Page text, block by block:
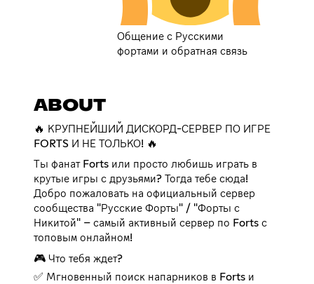
Общение с Русскими
фортами и обратная связь
ABOUT
🔥 КРУПНЕЙШИЙ ДИСКОРД-СЕРВЕР ПО ИГРЕ
FORTS И НЕ ТОЛЬКО! 🔥
Ты фанат Forts или просто любишь играть в
крутые игры с друзьями? Тогда тебе сюда!
Добро пожаловать на официальный сервер
сообщества "Русские Форты" / "Форты с
Никитой" – самый активный сервер по Forts с
топовым онлайном!
🎮 Что тебя ждет?
✅ Мгновенный поиск напарников в Forts и